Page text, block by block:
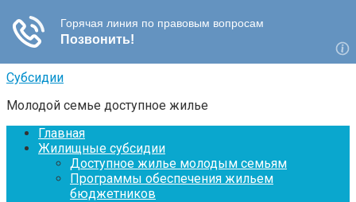
Перейти
контенту
Субсидии
Молодой семье доступное жилье
Главная
Жилищные субсидии
Доступное жилье молодым семьям
Программы обеспечения жильем
бюджетников